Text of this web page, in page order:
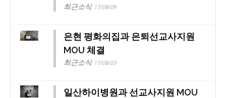
최근소식 17/08/09
은현 평화의집과 은퇴선교사지원
MOU 체결
최근소식 17/08/03
일산하이병원과 선교사지원 MOU